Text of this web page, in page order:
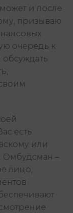
и после
призываю
очередь к
есть
или
Омбудсман –
лицо,